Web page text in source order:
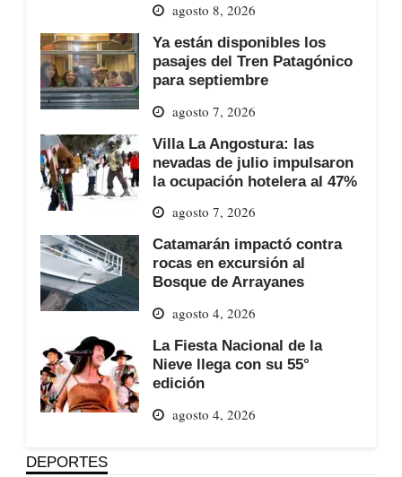
agosto 8, 2026
Ya están disponibles los
pasajes del Tren Patagónico
para septiembre
agosto 7, 2026
Villa La Angostura: las
nevadas de julio impulsaron
la ocupación hotelera al 47%
agosto 7, 2026
Catamarán impactó contra
rocas en excursión al
Bosque de Arrayanes
agosto 4, 2026
La Fiesta Nacional de la
Nieve llega con su 55°
edición
agosto 4, 2026
DEPORTES